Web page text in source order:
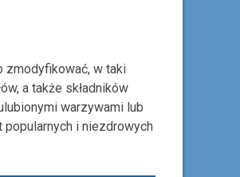
zmodyfikować, w taki
a także składników
warzywami lub
i niezdrowych